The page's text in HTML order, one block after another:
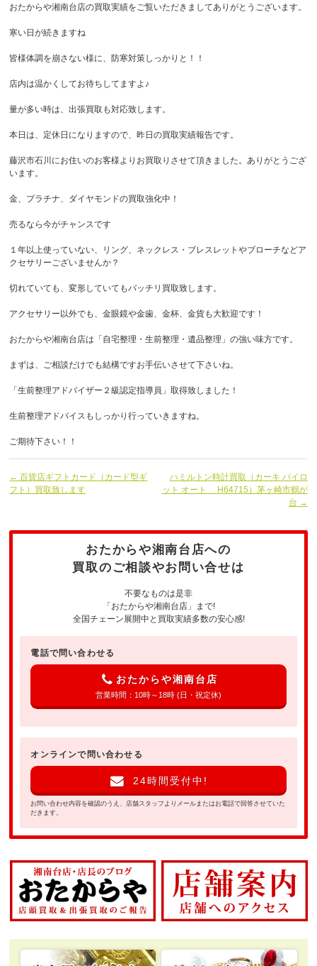
おたからや湘南台店の買取実績をご覧いただきましてありがとうございます。
寒い日が続きますね
皆様体調を崩さない様に、防寒対策しっかりと！！
店内は温かくしてお待ちしてますよ♪
量が多い時は、出張買取も対応致します。
本日は、定休日になりますので、昨日の買取実績報告です。
藤沢市石川にお住いのお客様よりお買取りさせて頂きました。ありがとうござ
います。
金、プラチナ、ダイヤモンドの買取強化中！
売るなら今がチャンスです
１年以上使っていない、リング、ネックレス・ブレスレットやブローチなどア
クセサリーございませんか？
切れていても、変形していてもバッチリ買取致します。
アクセサリー以外でも、金眼鏡や金歯、金杯、金貨も大歓迎です！
おたからや湘南台店は「自宅整理・生前整理・遺品整理」の強い味方です。
まずは、ご相談だけでも結構ですお手伝いさせて下さいね。
「生前整理アドバイザー２級認定指導員」取得致しました！
生前整理アドバイスもしっかり行っていきますね。
ご期待下さい！！
← 百貨店ギフトカード（カード型ギ
フト）買取致します
ハミルトン時計買取（カーキ パイロ
ット オート H64715）茅ヶ崎市鶴が
台 →
おたからや湘南台店への
買取のご相談やお問い合せは
不要なものは是非
「おたからや湘南台店」まで!
全国チェーン展開中と買取実績多数の安心感!
電話で問い合わせる
おたからや湘南台店
営業時間：10時～18時 (日・祝定休)
オンラインで問い合わせる
24時間受付中!
お問い合わせ内容を確認のうえ、店舗スタッフよりメールまたはお電話で回答させていた
だきます。